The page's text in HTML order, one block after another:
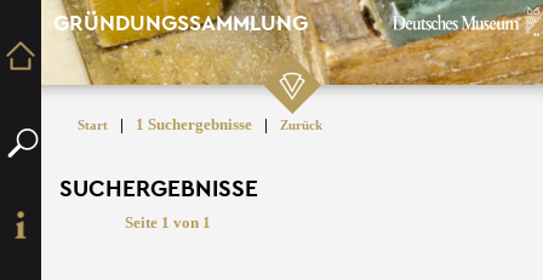
GRÜNDUNGSSAMMLUNG
Start | 1 Suchergebnisse | Zurück
SUCHERGEBNISSE
Seite 1 von 1